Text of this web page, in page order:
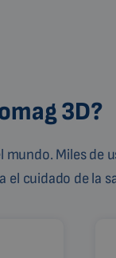
3D?
Miles de
el cuidado de la